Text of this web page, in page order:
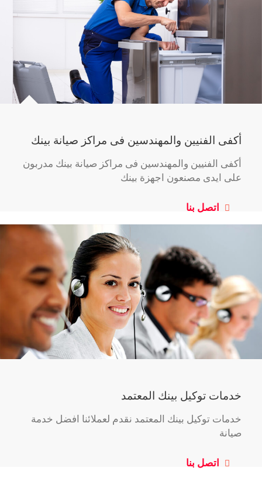
أكفى الفنيين والمهندسين فى مراكز صيانة بينك
أكفى الفنيين والمهندسين فى مراكز صيانة بينك مدربون
على ايدى مصنعون اجهزة بينك
خدمات توكيل بينك المعتمد
خدمات توكيل بينك المعتمد نقدم لعملائنا افضل خدمة
صيانة